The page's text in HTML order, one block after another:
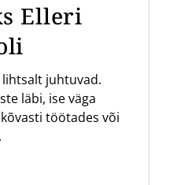
Elleri
juhtuvad.
läbi, ise väga
töötades või